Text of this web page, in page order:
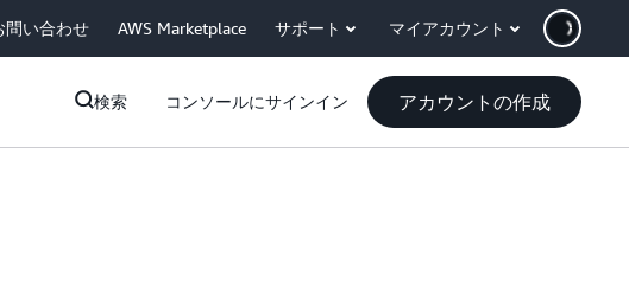
問い合わせ AWS Marketplace サポート マイアカウント
検索 コンソールにサインイン アカウントの作成